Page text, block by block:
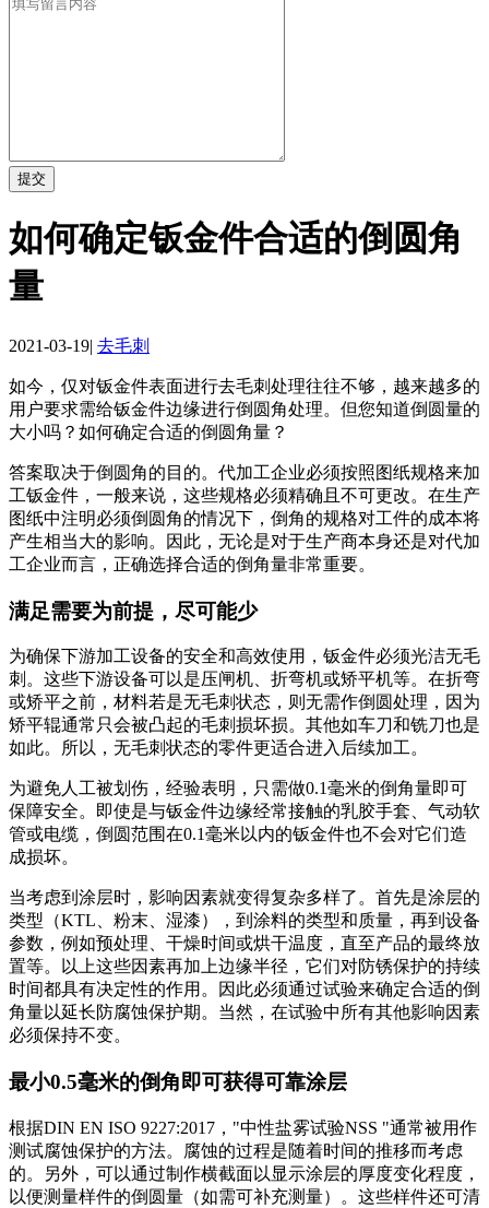
提交
如何确定钣金件合适的倒圆角
量
2021-03-19| 去毛刺
如今，仅对钣金件表面进行去毛刺处理往往不够，越来越多的
用户要求需给钣金件边缘进行倒圆角处理。但您知道倒圆量的
大小吗？如何确定合适的倒圆角量？
答案取决于倒圆角的目的。代加工企业必须按照图纸规格来加
工钣金件，一般来说，这些规格必须精确且不可更改。在生产
图纸中注明必须倒圆角的情况下，倒角的规格对工件的成本将
产生相当大的影响。因此，无论是对于生产商本身还是对代加
工企业而言，正确选择合适的倒角量非常重要。
满足需要为前提，尽可能少
为确保下游加工设备的安全和高效使用，钣金件必须光洁无毛
刺。这些下游设备可以是压闸机、折弯机或矫平机等。在折弯
或矫平之前，材料若是无毛刺状态，则无需作倒圆处理，因为
矫平辊通常只会被凸起的毛刺损坏损。其他如车刀和铣刀也是
如此。所以，无毛刺状态的零件更适合进入后续加工。
为避免人工被划伤，经验表明，只需做0.1毫米的倒角量即可
保障安全。即使是与钣金件边缘经常接触的乳胶手套、气动软
管或电缆，倒圆范围在0.1毫米以内的钣金件也不会对它们造
成损坏。
当考虑到涂层时，影响因素就变得复杂多样了。首先是涂层的
类型（KTL、粉末、湿漆），到涂料的类型和质量，再到设备
参数，例如预处理、干燥时间或烘干温度，直至产品的最终放
置等。以上这些因素再加上边缘半径，它们对防锈保护的持续
时间都具有决定性的作用。因此必须通过试验来确定合适的倒
角量以延长防腐蚀保护期。当然，在试验中所有其他影响因素
必须保持不变。
最小0.5毫米的倒角即可获得可靠涂层
根据DIN EN ISO 9227:2017，"中性盐雾试验NSS "通常被用作
测试腐蚀保护的方法。腐蚀的过程是随着时间的推移而考虑
的。另外，可以通过制作横截面以显示涂层的厚度变化程度，
以便测量样件的倒圆量（如需可补充测量）。这些样件还可清